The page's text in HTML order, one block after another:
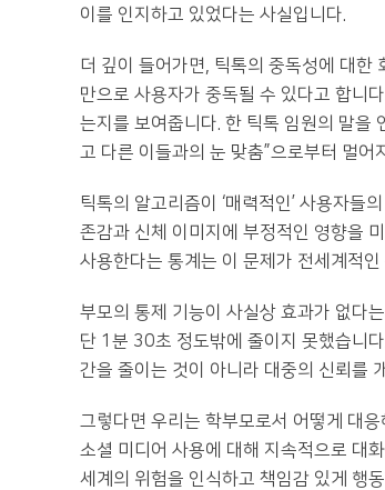
이를 인지하고 있었다는 사실입니다.
더 깊이 들어가면, 틱톡의 중독성에 대
만으로 사용자가 중독될 수 있다고 합니
는지를 보여줍니다. 한 틱톡 임원의 말을
고 다른 이들과의 눈 맞춤”으로부터 멀어
틱톡의 알고리즘이 ‘매력적인’ 사용자들
존감과 신체 이미지에 부정적인 영향을
사용한다는 통계는 이 문제가 전세계적인
부모의 통제 기능이 사실상 효과가 없다
단 1분 30초 정도밖에 줄이지 못했습니
간을 줄이는 것이 아니라 대중의 신뢰를
그렇다면 우리는 학부모로서 어떻게 대
소셜 미디어 사용에 대해 지속적으로 대
세계의 위험을 인식하고 책임감 있게 행